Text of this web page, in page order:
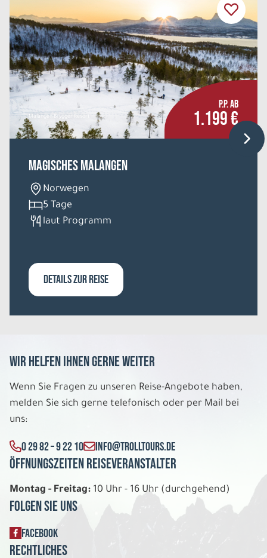
Malangen Brygger Resort
P.P. AB
1.199 €
Magisches Malangen
Norwegen
5 Tage
laut Programm
DETAILS ZUR REISE
Wir helfen Ihnen gerne weiter
Wenn Sie Fragen zu unseren Reise-Angebote haben,
melden Sie sich gerne telefonisch oder per Mail bei
uns:
0 29 82 – 9 22 10 INFO@TROLLTOURS.DE
Öffnungszeiten Reiseveranstalter
Montag - Freitag: 10 Uhr - 16 Uhr (durchgehend)
Folgen Sie uns
FACEBOOK
Rechtliches